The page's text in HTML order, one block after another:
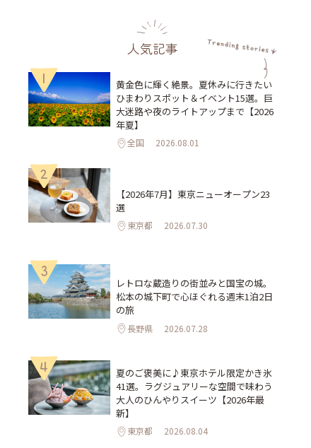
人気記事
1
黄金色に輝く絶景。夏休みに行きたい
ひまわりスポット＆イベント15選。巨
大迷路や夜のライトアップまで【2026
年夏】
全国 2026.08.01
2
【2026年7月】東京ニューオープン23
選
東京都 2026.07.30
3
レトロな蔵造りの街並みと国宝の城。
松本の城下町で心ほぐれる週末1泊2日
の旅
長野県 2026.07.28
4
夏のご褒美に♪東京ホテル限定かき氷
41選。ラグジュアリーな空間で味わう
大人のひんやりスイーツ【2026年最
新】
東京都 2026.08.04